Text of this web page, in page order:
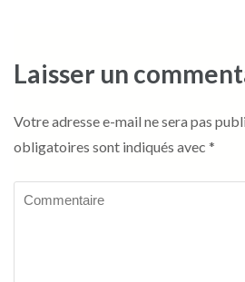
Laisser un
Votre adresse e-mail ne sera pas
obligatoires sont indiqués avec *
Commentaire